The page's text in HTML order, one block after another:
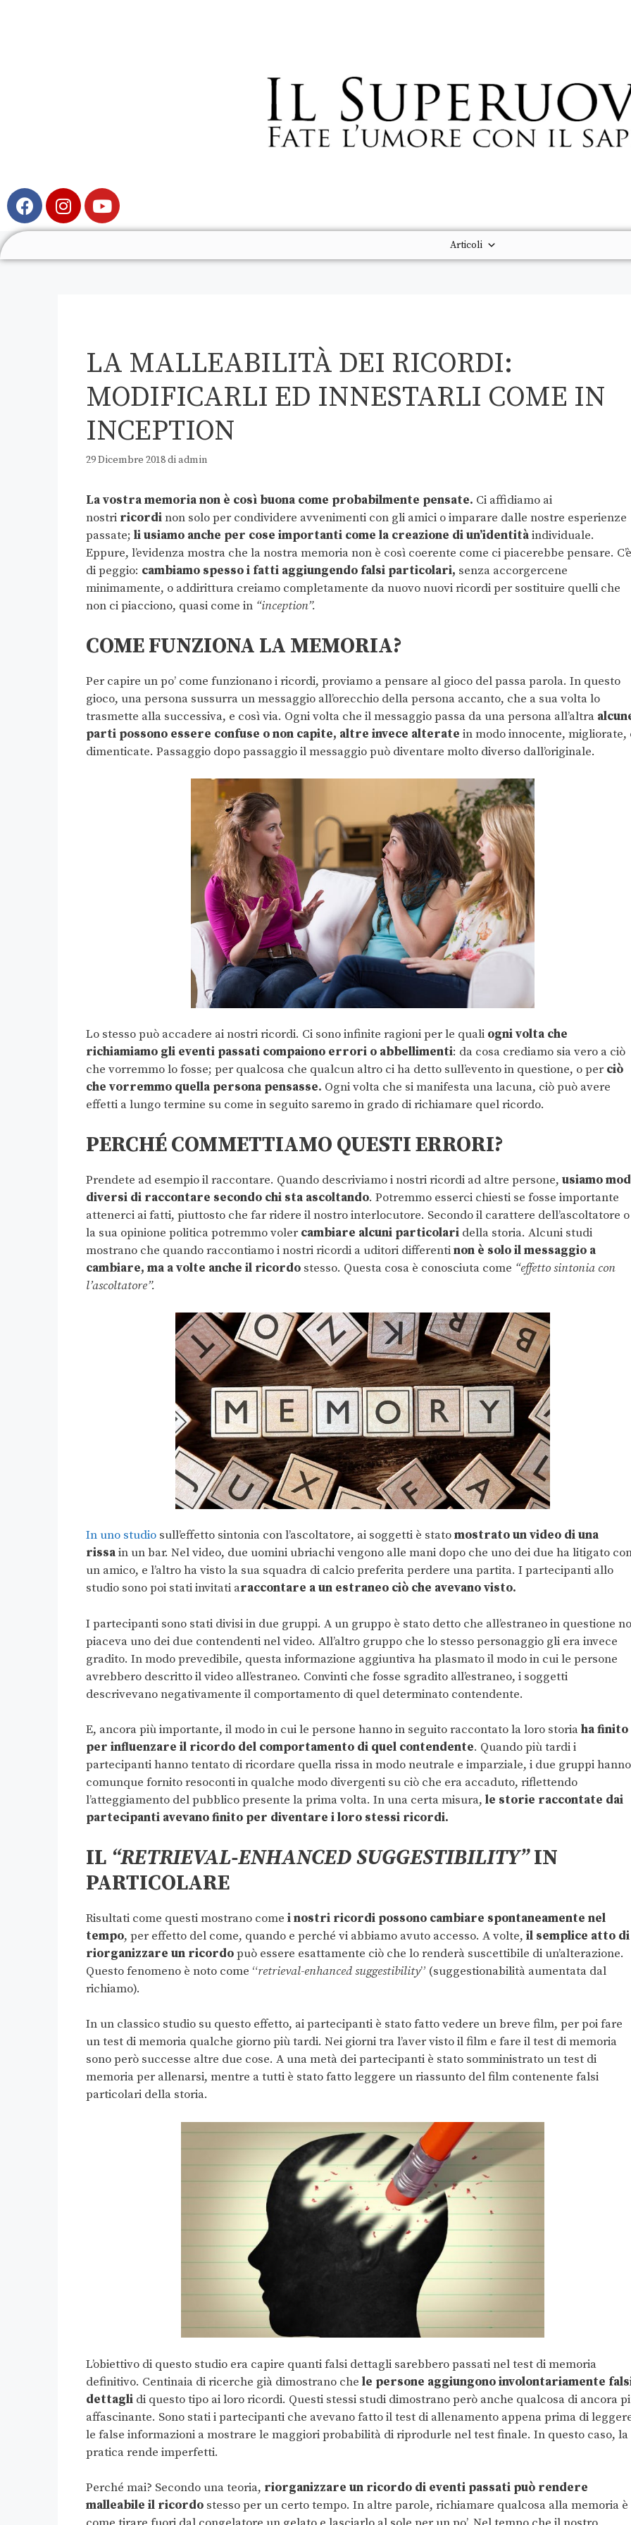
Articoli
LA MALLEABILITÀ DEI RICORDI:
MODIFICARLI ED INNESTARLI COME IN
INCEPTION
29 Dicembre 2018diadmin
La vostra memoria non è così buona come probabilmente pensate. Ci affidiamo ai
nostri ricordinon solo per condividere avvenimenti con gli amici o imparare dalle nostre esperienze
passate; li usiamo anche per cose importanti come la creazione di un’identitàindividuale.
Eppure, l’evidenza mostra che la nostra memoria non è così coerente come ci piacerebbe pensare. C’è
di peggio: cambiamo spesso i fatti aggiungendo falsi particolari, senza accorgercene
minimamente, o addirittura creiamo completamente da nuovo nuovi ricordi per sostituire quelli che
non ci piacciono, quasi come in “inception”.
COME FUNZIONA LA MEMORIA?
Per capire un po’ come funzionano i ricordi, proviamo a pensare al gioco del passa parola. In questo
gioco, una persona sussurra un messaggio all’orecchio della persona accanto, che a sua volta lo
trasmette alla successiva, e così via. Ogni volta che il messaggio passa da una persona all’altra
parti possono essere confuse o non capite, altre invece alterate in modo innocente, migliorate,
dimenticate. Passaggio dopo passaggio il messaggio può diventare molto diverso dall’originale.
Lo stesso può accadere ai nostri ricordi. Ci sono infinite ragioni per le quali ogni volta che
richiamiamo gli eventi passati compaiono errori o abbellimenti: da cosa crediamo sia vero a ciò
che vorremmo lo fosse; per qualcosa che qualcun altro ci ha detto sull’evento in questione, o per ciò
che vorremmo quella persona pensasse. Ogni volta che si manifesta una lacuna, ciò può avere
effetti a lungo termine su come in seguito saremo in grado di richiamare quel ricordo.
PERCHÉ COMMETTIAMO QUESTI ERRORI?
Prendete ad esempio il raccontare. Quando descriviamo i nostri ricordi ad altre persone, usiamo
diversi di raccontare secondo chi sta ascoltando. Potremmo esserci chiesti se fosse importante
attenerci ai fatti, piuttosto che far ridere il nostro interlocutore. Secondo il carattere dell’ascoltatore o
la sua opinione politica potremmo voler cambiare alcuni particolari della storia. Alcuni studi
mostrano che quando raccontiamo i nostri ricordi a uditori differentinon è solo il messaggio a
cambiare, ma a volte anche il ricordo stesso. Questa cosa è conosciuta come “effetto sintonia con
l’ascoltatore”.
In uno studio sull’effetto sintonia con l’ascoltatore, ai soggetti è statomostrato un video di una
rissain un bar. Nel video, due uomini ubriachi vengono alle mani dopo che uno dei due ha litigato
un amico, e l’altro ha visto la sua squadra di calcio preferita perdere una partita. I partecipanti allo
studio sono poi stati invitati araccontare a un estraneo ciò che avevano visto.
I partecipanti sono stati divisi in due gruppi. A un gruppo è stato detto che all’estraneo in questione
piaceva uno dei due contendenti nel video. All’altro gruppo che lo stesso personaggio gli era invece
gradito. In modo prevedibile, questa informazione aggiuntiva ha plasmato il modo in cui le persone
avrebbero descritto il video all’estraneo. Convinti che fosse sgradito all’estraneo, i soggetti
descrivevano negativamente il comportamento di quel determinato contendente.
E, ancora più importante, il modo in cui le persone hanno in seguito raccontato la loro storiaha finito
per influenzare il ricordo del comportamento di quel contendente. Quando più tardi i
partecipanti hanno tentato di ricordare quella rissa in modo neutrale e imparziale, i due gruppi hanno
comunque fornito resoconti in qualche modo divergenti su ciò che era accaduto, riflettendo
l’atteggiamento del pubblico presente la prima volta. In una certa misura, le storie raccontate dai
partecipanti avevano finito per diventare i loro stessi ricordi.
IL “RETRIEVAL-ENHANCED SUGGESTIBILITY”IN
PARTICOLARE
Risultati come questi mostrano come i nostri ricordi possono cambiare spontaneamente nel
tempo, per effetto del come, quando e perché vi abbiamo avuto accesso. A volte, il semplice atto di
riorganizzare un ricordopuò essere esattamente ciò che lo renderà suscettibile di un’alterazione.
Questo fenomeno è noto come “retrieval-enhanced suggestibility” (suggestionabilità aumentata dal
richiamo).
In un classico studio su questo effetto, ai partecipanti è stato fatto vedere un breve film, per poi fare
un test di memoria qualche giorno più tardi. Nei giorni tra l’aver visto il film e fare il test di memoria
sono però successe altre due cose. A una metà dei partecipanti è stato somministrato un test di
memoria per allenarsi, mentre a tutti è stato fatto leggere un riassunto del film contenente falsi
particolari della storia.
L’obiettivo di questo studio era capire quanti falsi dettagli sarebbero passati nel test di memoria
definitivo. Centinaia di ricerche già dimostrano che le persone aggiungono involontariamente
dettagli di questo tipo ai loro ricordi. Questi stessi studi dimostrano però anche qualcosa di ancora
affascinante. Sono stati i partecipanti che avevano fatto il test di allenamento appena prima di
le false informazioni a mostrare le maggiori probabilità di riprodurle nel test finale. In questo caso, la
pratica rende imperfetti.
Perché mai? Secondo una teoria, riorganizzare un ricordo di eventi passati può rendere
malleabile il ricordo stesso per un certo tempo. In altre parole, richiamare qualcosa alla memoria è